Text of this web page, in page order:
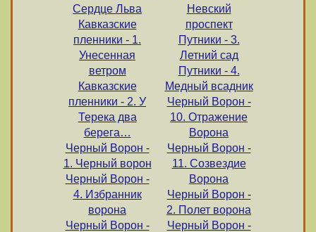
Сердце Льва
Кавказские
пленники - 1.
Унесенная
ветром
Кавказские
пленники - 2. У
Терека два
берега…
Черный Ворон -
1. Черный ворон
Черный Ворон -
4. Избранник
ворона
Черный Ворон -
Невский
проспект
Путники - 3.
Летний сад
Путники - 4.
Медный всадник
Черный Ворон -
10. Отражение
Ворона
Черный Ворон -
11. Созвездие
Ворона
Черный Ворон -
2. Полет ворона
Черный Ворон -